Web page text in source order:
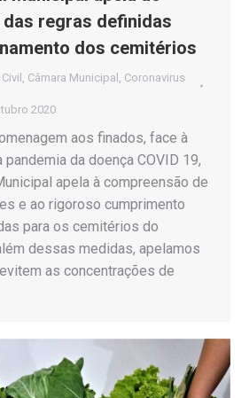
regras definidas
dos cemitérios
Câmara Municipal Coronavirus
2020
aos finados, face à
da doença COVID 19,
apela à compreensão de
e ao rigoroso cumprimento
para os cemitérios do
dessas medidas, apelamos
as concentrações de